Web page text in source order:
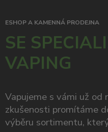
ESHOP A KAMENNÁ PRODEJNA
SE
VAPING
Vapujeme s vámi už
zkušenosti promítáme
výběru sortimentu,